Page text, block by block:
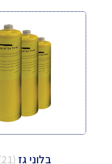
בלוני גז(21)